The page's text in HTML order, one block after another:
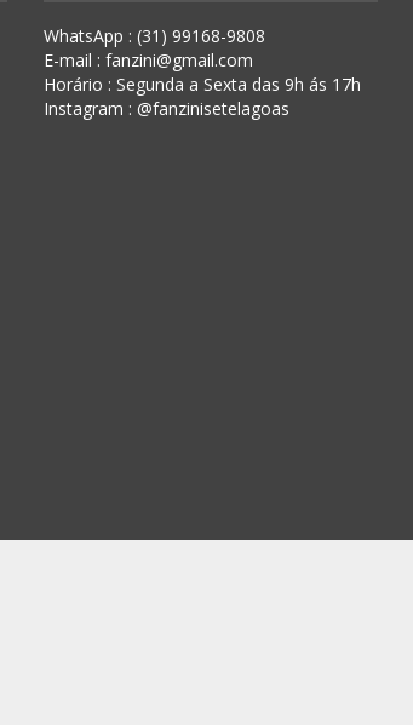
WhatsApp : (31) 99168-9808
E-mail : fanzini@gmail.com
Horário : Segunda a Sexta das 9h ás 17h
Instagram : @fanzinisetelagoas